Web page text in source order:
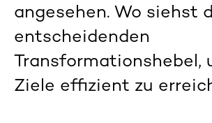
angesehen. Wo siehst
entscheidenden
Transformationshebel,
Ziele effizient zu